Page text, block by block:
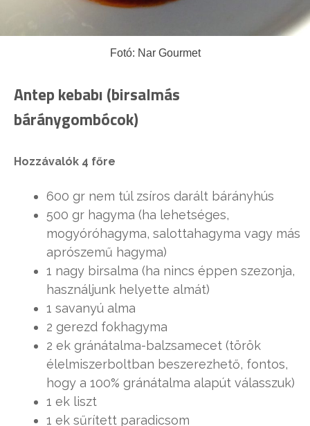
Fotó: Nar Gourmet
Antep kebabı (birsalmás
báránygombócok)
Hozzávalók 4 főre
600 gr nem túl zsíros darált bárányhús
500 gr hagyma (ha lehetséges,
mogyóróhagyma, salottahagyma vagy más
aprószemű hagyma)
1 nagy birsalma (ha nincs éppen szezonja,
használjunk helyette almát)
1 savanyú alma
2 gerezd fokhagyma
2 ek gránátalma-balzsamecet (török
élelmiszerboltban beszerezhető, fontos,
hogy a 100% gránátalma alapút válasszuk)
1 ek liszt
1 ek sűrített paradicsom